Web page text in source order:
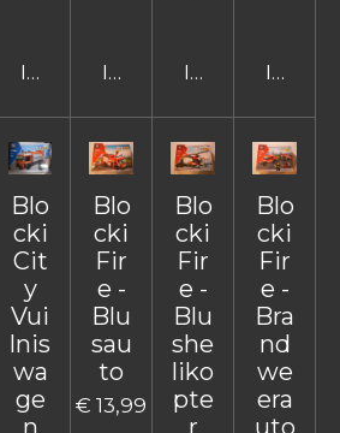
In winkelwagenIn winkelwagen
In In
Blo
cki
Cit
y
Vui
lnis
wa
ge
n
Blo
cki
Fir
e -
Blu
sau
to
€ 13,99
Blo
cki
Fir
e -
Blu
she
liko
pte
r
Blo
cki
Fir
e -
Bra
nd
we
era
uto